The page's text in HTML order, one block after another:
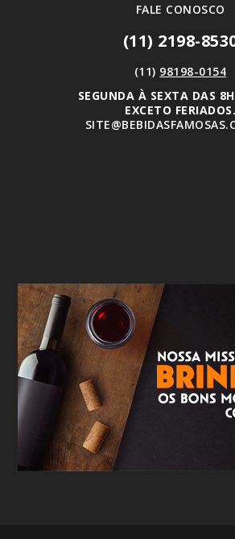
FALE CONOSCO
(11) 2198-
(11) 98198-0154
SEGUNDA À SEXTA DAS
EXCETO FERIADOS.